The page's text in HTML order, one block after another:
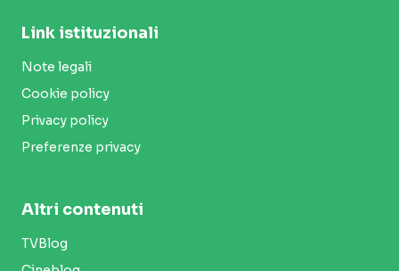
Link istituzionali
Note legali
Cookie policy
Privacy policy
Preferenze privacy
Altri contenuti
TVBlog